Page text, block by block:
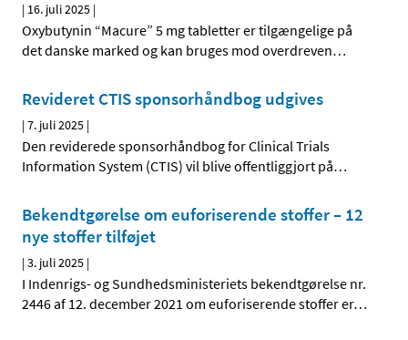
| 16. juli 2025 |
Oxybutynin “Macure” 5 mg tabletter er tilgængelige på
det danske marked og kan bruges mod overdreven…
Revideret CTIS sponsorhåndbog udgives
|7. juli 2025 |
Den reviderede sponsorhåndbog for Clinical Trials
Information System (CTIS) vil blive offentliggjort på…
Bekendtgørelse om euforiserende stoffer – 12
nye stoffer tilføjet
|3. juli 2025 |
I Indenrigs- og Sundhedsministeriets bekendtgørelse nr.
2446 af 12. december 2021 om euforiserende stoffer er…